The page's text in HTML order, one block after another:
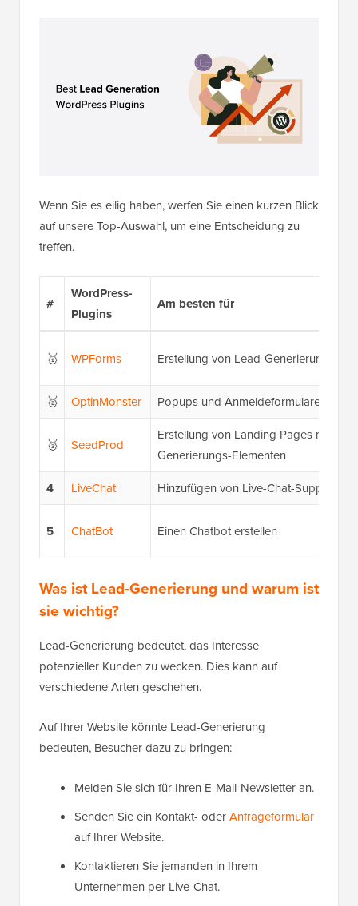
Wenn Sie es eilig haben, werfen Sie einen kurzen Blick
auf unsere Top-Auswahl, um eine Entscheidung zu
treffen.
#
WordPress-
Plugins
Am besten für
🥇 WPForms Erstellung von Lead-
🥈 OptinMonster Popups und Anmeldeformulare
🥉 SeedProd
Erstellung von Landing Pages mit
Generierungs-Elementen
4
LiveChat Hinzufügen von Live-Chat-Support für
5 ChatBot Einen Chatbot erstellen
Was ist Lead-Generierung und warum ist
sie wichtig?
Lead-Generierung bedeutet, das Interesse
potenzieller Kunden zu wecken. Dies kann auf
verschiedene Arten geschehen.
Auf Ihrer Website könnte Lead-Generierung
bedeuten, Besucher dazu zu bringen:
Melden Sie sich für Ihren E-Mail-Newsletter an.
Senden Sie ein Kontakt- oderAnfrageformular
auf Ihrer Website.
Kontaktieren Sie jemanden in Ihrem
Unternehmen per Live-Chat.